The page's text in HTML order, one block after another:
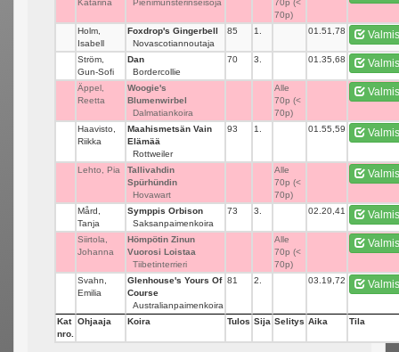
70p)
Holm,
Isabell
Foxdrop's Gingerbell
Novascotiannoutaja
85 1. 01.51,78 Valmis
Ström,
Gun-Sofi
Dan
Bordercollie
70 3. 01.35,68 Valmis
Äppel,
Reetta
Woogie's
Blumenwirbel
Dalmatiankoira
Alle
70p (<
70p)
Valmis
Haavisto,
Riikka
Maahismetsän Vain
Elämää
Rottweiler
93 1. 01.55,59 Valmis
Lehto, Pia
Tallivahdin
Spürhündin
Hovawart
Alle
70p (<
70p)
Valmis
Mård,
Tanja
Symppis Orbison
Saksanpaimenkoira
73 3. 02.20,41 Valmis
Siirtola,
Johanna
Hömpötin Zinun
Vuorosi Loistaa
Tiibetinterrieri
Alle
70p (<
70p)
Valmis
Svahn,
Emilia
Glenhouse's Yours Of
Course
Australianpaimenkoira
81 2. 03.19,72 Valmis
Kat
nro.
Ohjaaja Koira Tulos Sija Selitys Aika Tila